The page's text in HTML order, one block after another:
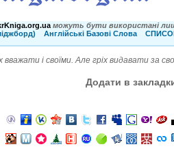
можуть бути використані
Англійські Базові Слова
вважати і своїми. Але гріх видавати за
Додати в